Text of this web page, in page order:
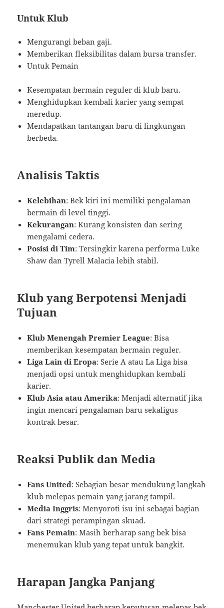
Untuk Klub
Mengurangi beban gaji.
Memberikan fleksibilitas dalam bursa transfer.
Untuk Pemain
Kesempatan bermain reguler di klub baru.
Menghidupkan kembali karier yang sempat
meredup.
Mendapatkan tantangan baru di lingkungan
berbeda.
Analisis Taktis
Kelebihan: Bek kiri ini memiliki pengalaman
bermain di level tinggi.
Kekurangan: Kurang konsisten dan sering
mengalami cedera.
Posisi di Tim: Tersingkir karena performa Luke
Shaw dan Tyrell Malacia lebih stabil.
Klub yang Berpotensi Menjadi
Tujuan
Klub Menengah Premier League: Bisa
memberikan kesempatan bermain reguler.
Liga Lain di Eropa: Serie A atau La Liga bisa
menjadi opsi untuk menghidupkan kembali
karier.
Klub Asia atau Amerika: Menjadi alternatif jika
ingin mencari pengalaman baru sekaligus
kontrak besar.
Reaksi Publik dan Media
Fans United: Sebagian besar mendukung langkah
klub melepas pemain yang jarang tampil.
Media Inggris: Menyoroti isu ini sebagai bagian
dari strategi perampingan skuad.
Fans Pemain: Masih berharap sang bek bisa
menemukan klub yang tepat untuk bangkit.
Harapan Jangka Panjang